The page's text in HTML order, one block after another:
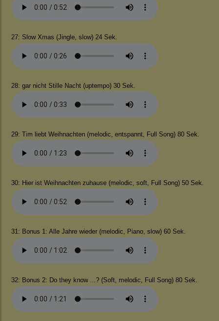
27: Slow Xmas (Jingle, slow) 24 Sek.
28: gar nicht Stille Nacht (uptempo) 30 Sek.
29: Tim liebt Weihnachten (melodic, entspannt, Full Song) 80 Sek.
30: Hier ist Weihnachten zuhause (melodic, soft, Full Song) 50 Sek.
31: Bonus 1: Alle Jahre wieder (melodic, Piano, slow) 60 Sek.
32: Bonus 2: Do they know ...? (Soft, melodic, Full Song) 80 Sek.